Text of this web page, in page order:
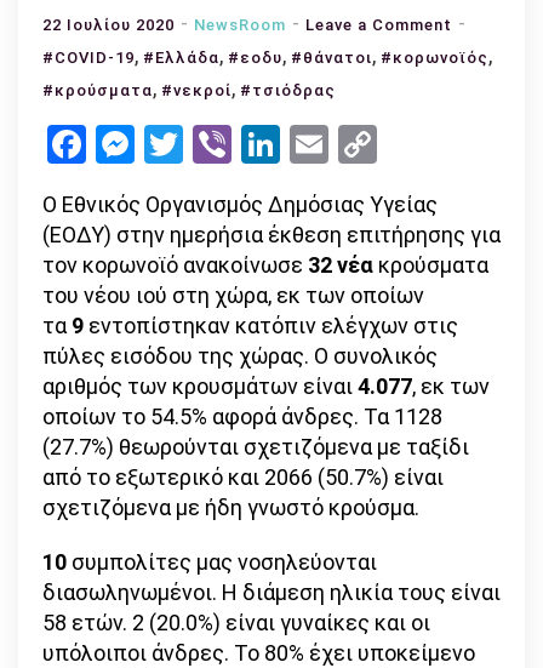
22 Ιουλίου 2020 NewsRoom Leave a Comment on
ΕΟΔΥ:
200
οι
#COVID-19, #Ελλάδα, #εοδυ, #θάνατοι, #κορωνοϊός ,
#κρούσματα, #νεκροί, #τσιόδρας
Facebook
Messenger
Twitter
ViberLinkedIn
Email
Link
Ο Εθνικός Οργανισμός Δημόσιας Υγείας
(ΕΟΔΥ) στην ημερήσια έκθεση επιτήρησης για
τον κορωνοϊό ανακοίνωσε 32 νέα κρούσματα
του νέου ιού στη χώρα, εκ των οποίων
τα9 εντοπίστηκαν κατόπιν ελέγχων στις
πύλες εισόδου της χώρας. Ο συνολικός
αριθμός των κρουσμάτων είναι4.077, εκ των
οποίων το 54.5% αφορά άνδρες. Τα 1128
(27.7%) θεωρούνται σχετιζόμενα με ταξίδι
από το εξωτερικό και 2066 (50.7%) είναι
σχετιζόμενα με ήδη γνωστό κρούσμα.
10 συμπολίτες μας νοσηλεύονται
διασωληνωμένοι. Η διάμεση ηλικία τους είναι
58 ετών. 2 (20.0%) είναι γυναίκες και οι
υπόλοιποι άνδρες. To 80% έχει υποκείμενο